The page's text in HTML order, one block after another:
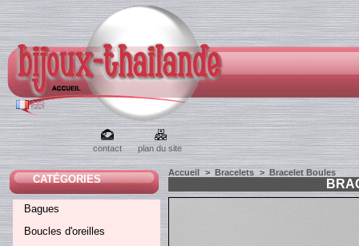
contact plan du site
CATÉGORIES
Bagues
Boucles d'oreilles
Accueil > Bracelets > Bracelet Boules